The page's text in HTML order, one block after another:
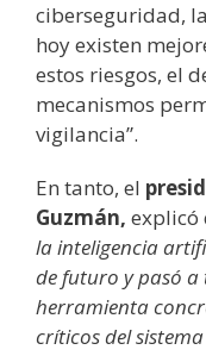
ciberseguridad,
hoy existen
estos riesgos, el
mecanismos
vigilancia”.
En tanto, el
Guzmán, explicó
la inteligencia
de futuro y pasó
herramienta
críticos del